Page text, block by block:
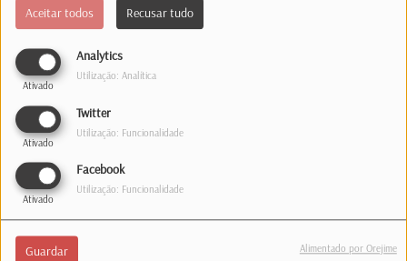
Aceitar todos Recusar tudo
Analytics
Ativado
Utilização: Analítica
Twitter
Ativado
Utilização: Funcionalidade
Facebook
Ativado
Utilização: Funcionalidade
Guardar Alimentado por Orejime
"À frente"